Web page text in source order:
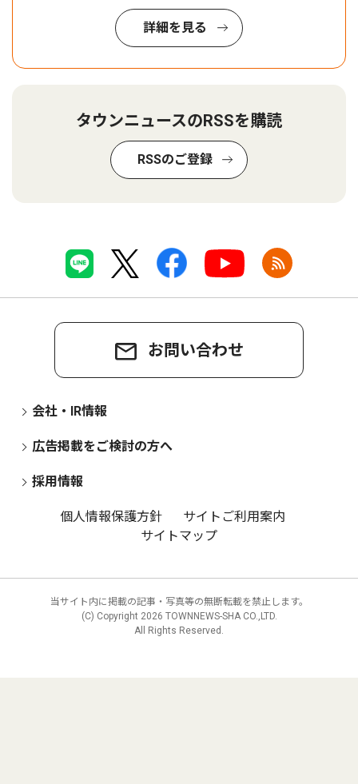
詳細を見る
タウンニュースのRSSを購読
RSSのご登録
お問い合わせ
会社・IR情報
広告掲載をご検討の方へ
採用情報
個人情報保護方針
サイトご利用案内
サイトマップ
当サイト内に掲載の記事・写真等の無断転載を禁止します。
(C) Copyright 2026 TOWNNEWS-SHA CO.,LTD.
All Rights Reserved.